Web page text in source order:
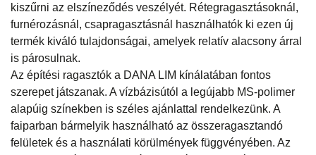
kiszűrni az elszíneződés veszélyét. Rétegragasztásoknál,
furnérozásnál, csapragasztásnál használhatók ki ezen új
termék kiváló tulajdonságai, amelyek relatív alacsony árral
is párosulnak.
Az építési ragasztók a DANA LIM kínálatában fontos
szerepet játszanak. A vízbázisútól a legújabb MS-polimer
alapúig színekben is széles ajánlattal rendelkezünk. A
faiparban bármelyik használható az összeragasztandó
felületek és a használati körülmények függvényében. Az